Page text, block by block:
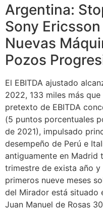
Argentina:
Sony
Nuevas
Pozos
El EBITDA ajustado
2022, 133 miles más
pretexto de EBITDA
(5 puntos porcentuales
de 2021), impulsado
desempeño de Perú e
antiguamente en Madrid
trimestre de exista año
primeros nueve meses
del Mirador está situado
Juan Manuel de Rosas